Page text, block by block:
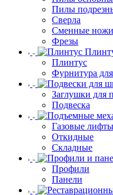
Пилы
Сверла
Сменные ножи
Фрезы
Плинтус
Фурнитура
Заглушки для
Подвеска
Газовые лифты
Откидные
Складные
Профили
Панели